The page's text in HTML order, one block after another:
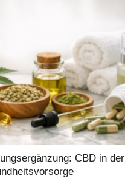
CBD in der